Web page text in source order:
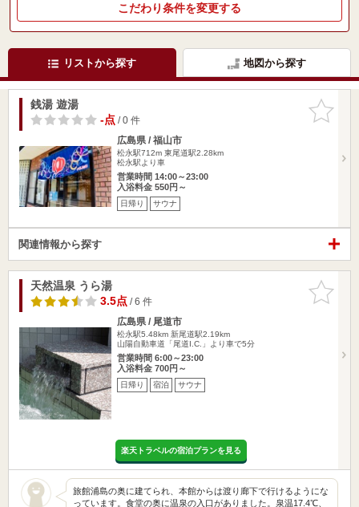
こだわり条件を変更する
リストから探す 地図から探す
お気に入
りに追加
銭湯 遊湯
-点/ 0 件
広島県 / 福山市
松永駅712m 東尾道駅2.28km
松永駅より車
営業時間 14:00～23:00
入浴料金 550円～
日帰り サウナ
関連情報から探す
お気に入
りに追加
天然温泉 うら湯
3.5点/ 6 件
広島県 / 尾道市
松永駅5.48km 新尾道駅2.19km
山陽自動車道「尾道I.C.」より車で5分
営業時間 6:00～23:00
入浴料金 700円～
日帰り 宿泊 サウナ
楽天トラベルの宿泊プランを見る
旅館浦島の奥に建てられ、本館からは渡り廊下で行けるようにな
っています。食堂の奥に温泉の入口がありました。泉温17.4℃、